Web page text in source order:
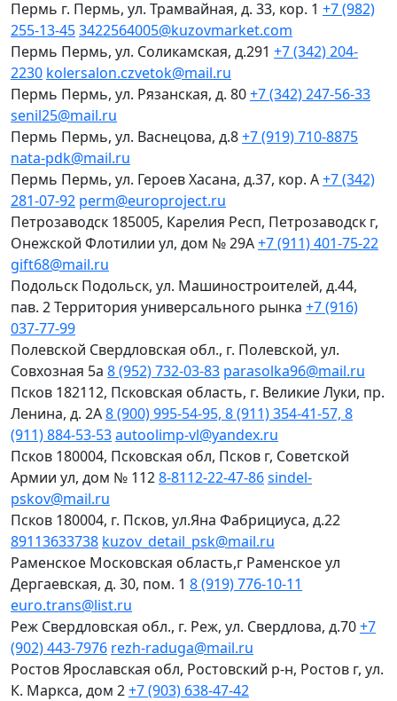
Пермь г. Пермь, ул. Трамвайная, д. 33, кор. 1 +7 (982)
255-13-453422564005@kuzovmarket.com
Пермь Пермь, ул. Соликамская, д.291 +7 (342) 204-
2230 kolersalon.czvetok@mail.ru
Пермь Пермь, ул. Рязанская, д. 80+7 (342) 247-56-33
senil25@mail.ru
Пермь Пермь, ул. Васнецова, д.8+7 (919) 710-8875
nata-pdk@mail.ru
Пермь Пермь, ул. Героев Хасана, д.37, кор. А+7 (342)
281-07-92 perm@europroject.ru
Петрозаводск 185005, Карелия Респ, Петрозаводск г,
Онежской Флотилии ул, дом № 29А+7 (911) 401-75-22
gift68@mail.ru
Подольск Подольск, ул. Машиностроителей, д.44,
пав. 2 Территория универсального рынка +7 (916)
037-77-99
Полевской Свердловская обл., г. Полевской, ул.
Совхозная 5а 8 (952) 732-03-83 parasolka96@mail.ru
Псков 182112, Псковская область, г. Великие Луки, пр.
Ленина, д. 2А8 (900) 995-54-95, 8 (911) 354-41-57, 8
(911) 884-53-53autoolimp-vl@yandex.ru
Псков 180004, Псковская обл, Псков г, Советской
Армии ул, дом № 1128-8112-22-47-86sindel-
pskov@mail.ru
Псков 180004, г. Псков, ул.Яна Фабрициуса, д.22
89113633738 kuzov_detail_psk@mail.ru
Раменское Московская область,г Раменское ул
Дергаевская, д. 30, пом. 1 8 (919) 776-10-11
euro.trans@list.ru
Реж Свердловская обл., г. Реж, ул. Свердлова, д.70+7
(902) 443-7976 rezh-raduga@mail.ru
РостовЯрославская обл, Ростовский р-н, Ростов г, ул.
К. Маркса, дом 2+7 (903) 638-47-42